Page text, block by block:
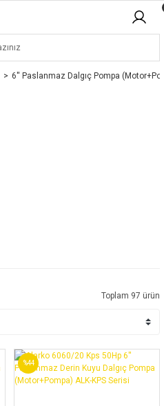
6'' Paslanmaz Dalgıç Pompa
Toplam 97 ürün
%44